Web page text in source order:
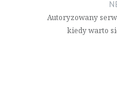
Autoryzowany
kiedy warto